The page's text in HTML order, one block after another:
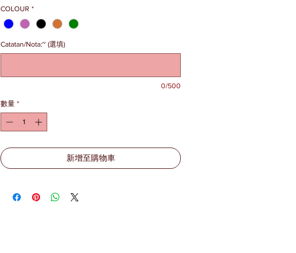
COLOUR *
Catatan/Nota:~ (選填)
0/500
數量 *
新增至購物車